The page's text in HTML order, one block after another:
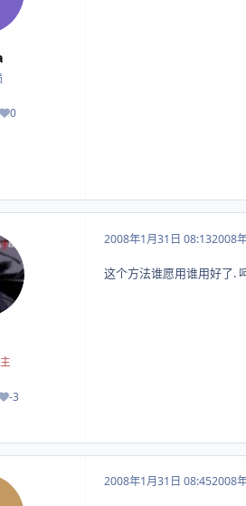
0
荣誉积分
-3
荣誉积分
2008年1月31日 08:132008
这个方法谁愿用谁用好了.
2008年1月31日 08:452008